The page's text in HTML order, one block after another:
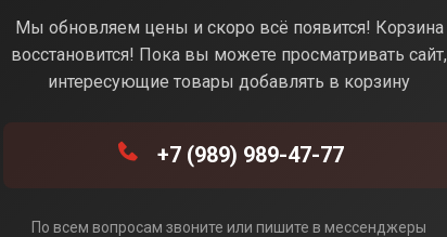
Pink(Розовый)
Мы обновляем цены и скоро всё появится! Корзина
восстановится! Пока вы можете просматривать сайт,
интересующие товары добавлять в корзину
+7 (989) 989-47-77
По всем вопросам звоните или пишите в мессенджеры